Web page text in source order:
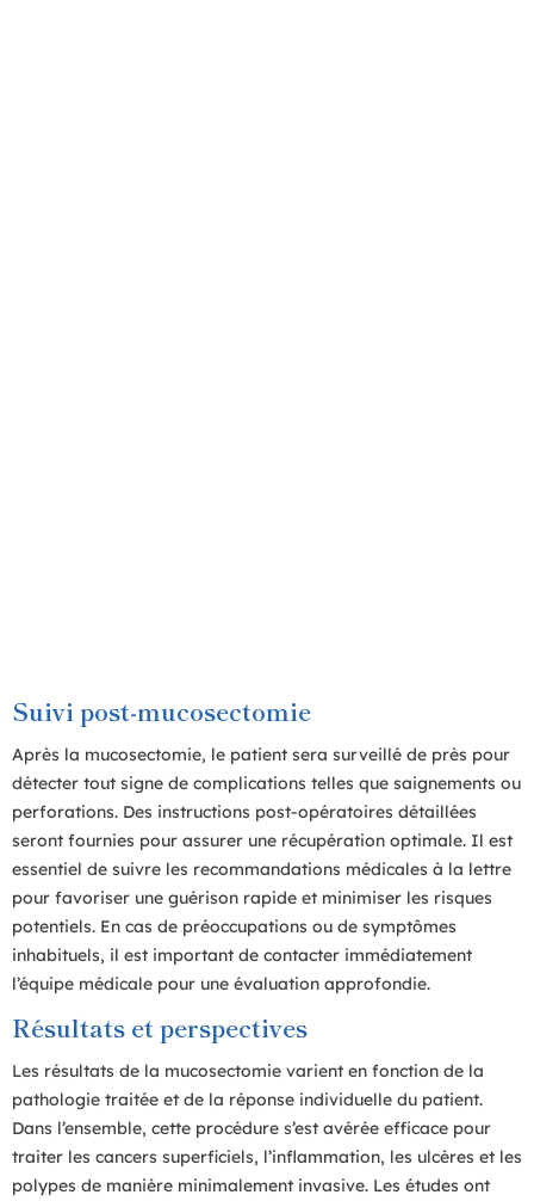
Suivi post-mucosectomie
Après la mucosectomie, le patient sera surveillé de près pour
détecter tout signe de complications telles que saignements ou
perforations. Des instructions post-opératoires détaillées
seront fournies pour assurer une récupération optimale. Il est
essentiel de suivre les recommandations médicales à la lettre
pour favoriser une guérison rapide et minimiser les risques
potentiels. En cas de préoccupations ou de symptômes
inhabituels, il est important de contacter immédiatement
l’équipe médicale pour une évaluation approfondie.
Résultats et perspectives
Les résultats de la mucosectomie varient en fonction de la
pathologie traitée et de la réponse individuelle du patient.
Dans l’ensemble, cette procédure s’est avérée efficace pour
traiter les cancers superficiels, l’inflammation, les ulcères et les
polypes de manière minimalement invasive. Les études ont